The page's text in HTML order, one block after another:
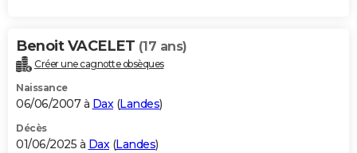
Benoit VACELET (17 ans)
Créer une cagnotte obsèques
Naissance
06/06/2007 à Dax(Landes)
Décès
01/06/2025 à Dax(Landes)